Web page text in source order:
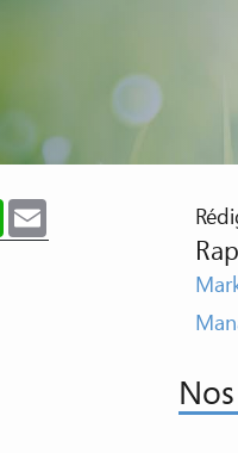
WhatsApp
Email